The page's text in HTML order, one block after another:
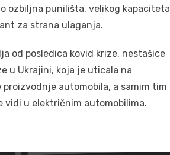
ozbiljna punilišta, velikog kapaciteta
za strana ulaganja.
od posledica kovid krize, nestašice
u Ukrajini, koja je uticala na
automobila, a samim tim
vidi u električnim automobilima.